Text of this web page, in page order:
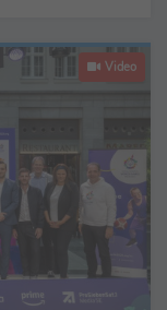
Video